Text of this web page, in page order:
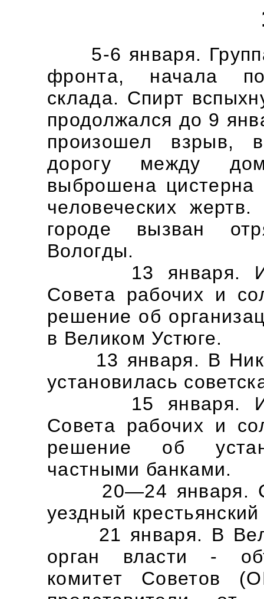
5-6 января. Группа
фронта, начала
склада. Спирт
продолжался до 9
произошел взрыв,
дорогу между
выброшена
человеческих
городе вызван
Вологды.
13 января.
Совета рабочих и
решение об
в Великом Устюге.
13 января. В
установилась
15 января.
Совета рабочих и
решение об
частными банками.
20—24 января.
уездный
21 января. В
орган власти -
комитет Советов